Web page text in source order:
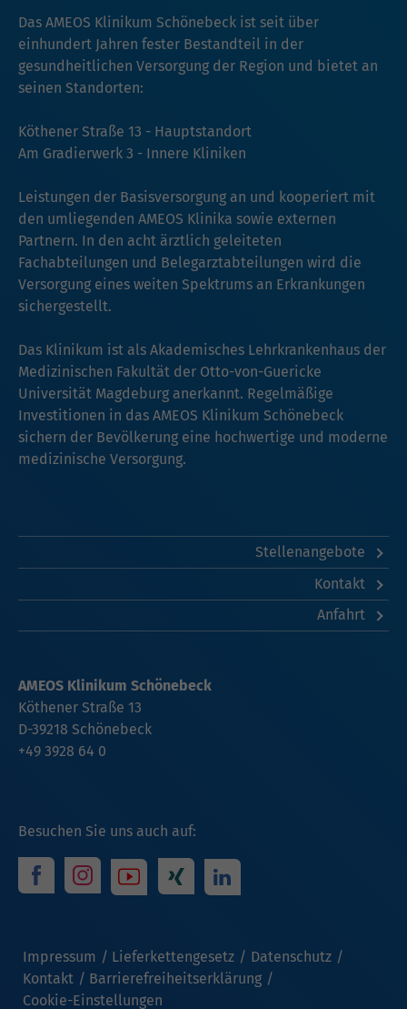
Das AMEOS Klinikum Schönebeck ist seit über
einhundert Jahren fester Bestandteil in der
gesundheitlichen Versorgung der Region und bietet an
seinen Standorten:
Köthener Straße 13 - Hauptstandort
Am Gradierwerk 3 - Innere Kliniken
Leistungen der Basisversorgung an und kooperiert mit
den umliegenden AMEOS Klinika sowie externen
Partnern. In den acht ärztlich geleiteten
Fachabteilungen und Belegarztabteilungen wird die
Versorgung eines weiten Spektrums an Erkrankungen
sichergestellt.
Das Klinikum ist als Akademisches Lehrkrankenhaus der
Medizinischen Fakultät der Otto-von-Guericke
Universität Magdeburg anerkannt. Regelmäßige
Investitionen in das AMEOS Klinikum Schönebeck
sichern der Bevölkerung eine hochwertige und moderne
medizinische Versorgung.
Stellenangebote
Kontakt
Anfahrt
Besuchen Sie uns auch auf:
Impressum Lieferkettengesetz
Datenschutz
Kontakt
Barrierefreiheitserklärung
Cookie-Einstellungen
AMEOS Klinikum Schönebeck
Köthener Straße 13
D-39218 Schönebeck
+49 3928 64 0